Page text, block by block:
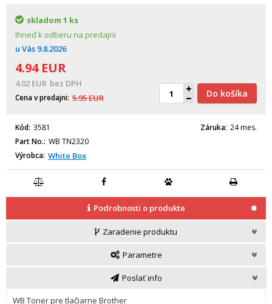
skladom 1 ks
Ihneď k odberu na predajni
u Vás 9.8.2026
4.94EUR
4.02 EUR bez DPH
Cena v predajni 5.95EUR Do košíka
Kód 3581
Part No. WB TN2320
Výrobca White Box
Záruka 24 mes.
Podrobnosti o produkte
Zaradenie produktu
Parametre
Poslať info
WB Toner pre tlačiarne Brother